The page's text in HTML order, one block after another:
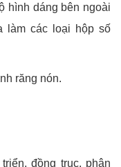
hình dáng bên ngoài
làm các loại hộp số
răng nón.
đồng trục, phân